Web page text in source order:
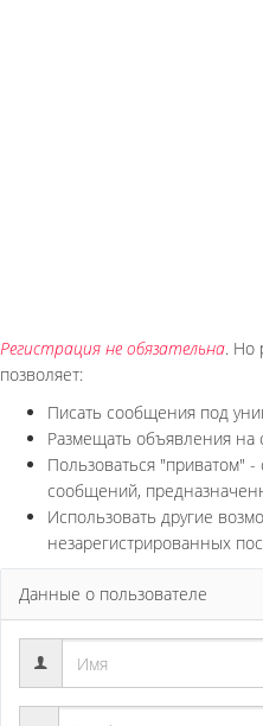
Регистрация не обязательна. Но
позволяет:
Писать сообщения под
Размещать объявления на
Пользоваться "приватом"
сообщений,
Использовать другие
незарегистрированных
Данные о пользователе